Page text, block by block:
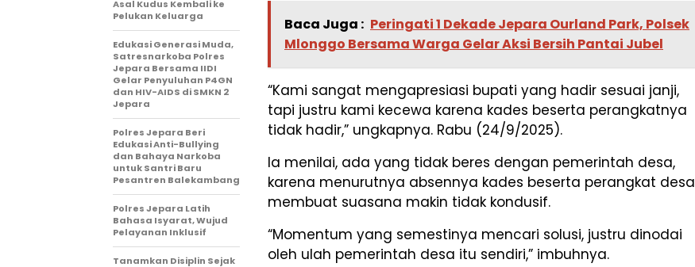
Baca Juga : Peringati 1 Dekade Jepara Ourland Park, Polsek
Mlonggo Bersama Warga Gelar Aksi Bersih Pantai Jubel
“Kami sangat mengapresiasi bupati yang hadir sesuai janji,
tapi justru kami kecewa karena kades beserta perangkatnya
tidak hadir,” ungkapnya. Rabu (24/9/2025).
Ia menilai, ada yang tidak beres dengan pemerintah desa,
karena menurutnya absennya kades beserta perangkat desa
membuat suasana makin tidak kondusif.
“Momentum yang semestinya mencari solusi, justru dinodai
oleh ulah pemerintah desa itu sendiri,” imbuhnya.
Asal Kudus Kembali ke
Pelukan Keluarga
Edukasi Generasi Muda,
Satresnarkoba Polres
Jepara Bersama IIDI
Gelar Penyuluhan P4GN
dan HIV-AIDS di SMKN 2
Jepara
Polres Jepara Beri
Edukasi Anti-Bullying
dan Bahaya Narkoba
untuk Santri Baru
Pesantren Balekambang
Polres Jepara Latih
Bahasa Isyarat, Wujud
Pelayanan Inklusif
Tanamkan Disiplin Sejak